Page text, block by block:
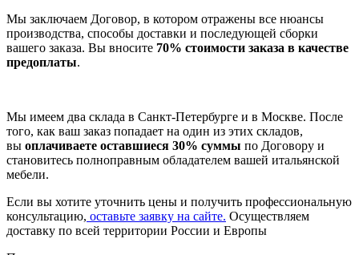
Мы заключаем Договор, в котором отражены все нюансы
производства, способы доставки и последующей сборки
вашего заказа. Вы вносите 70% стоимости заказа в качестве
предоплаты.
Мы имеем два склада в Санкт-Петербурге и в Москве. После
того, как ваш заказ попадает на один из этих складов,
вы оплачиваете оставшиеся 30% суммы по Договору и
становитесь полноправным обладателем вашей итальянской
мебели.
Если вы хотите уточнить цены и получить профессиональную
консультацию, оставьте заявку на сайте. Осуществляем
доставку по всей территории России и Европы